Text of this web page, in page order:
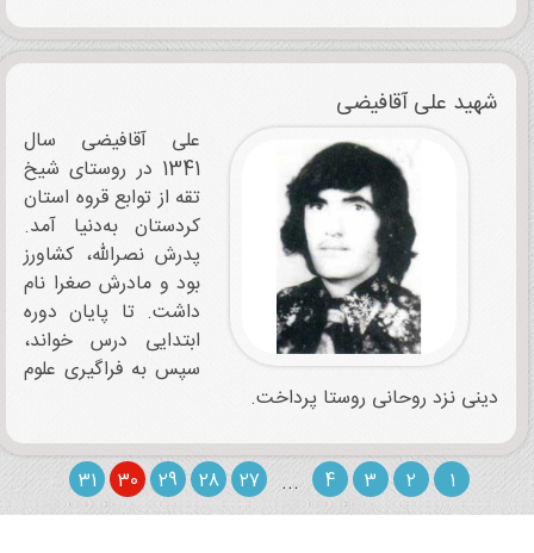
شهید علی ‌آقافیضی
علی آقافیضی سال
1341 در روستای شیخ
تقه از توابع قروه استان
کردستان به‌دنیا آمد.
پدرش نصرالله، کشاورز
بود و مادرش صغرا نام
داشت. تا پایان دوره
ابتدایی درس خواند،
سپس به فراگیری علوم
دینی نزد روحانی روستا پرداخت.
2
3
4
...
27
28
29
30
31